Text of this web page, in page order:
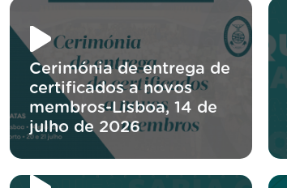
Cerimónia de entrega de
certificados a novos
membros-Lisboa, 14 de
julho de 2026